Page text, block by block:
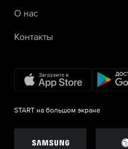
О нас
Контакты
START на большом экране